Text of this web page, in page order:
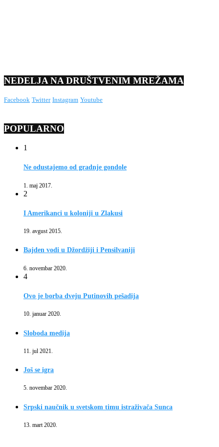
NEDELJA NA DRUŠTVENIM MREŽAMA
Facebook Twitter Instagram Youtube
POPULARNO
1
Ne odustajemo od gradnje gondole
1. maj 2017.
2
I Amerikanci u koloniji u Zlakusi
19. avgust 2015.
Bajden vodi u Džordžiji i Pensilvaniji
6. novembar 2020.
4
Ovo je borba dveju Putinovih pešadija
10. januar 2020.
Sloboda medija
11. jul 2021.
Još se igra
5. novembar 2020.
Srpski naučnik u svetskom timu istraživača Sunca
13. mart 2020.